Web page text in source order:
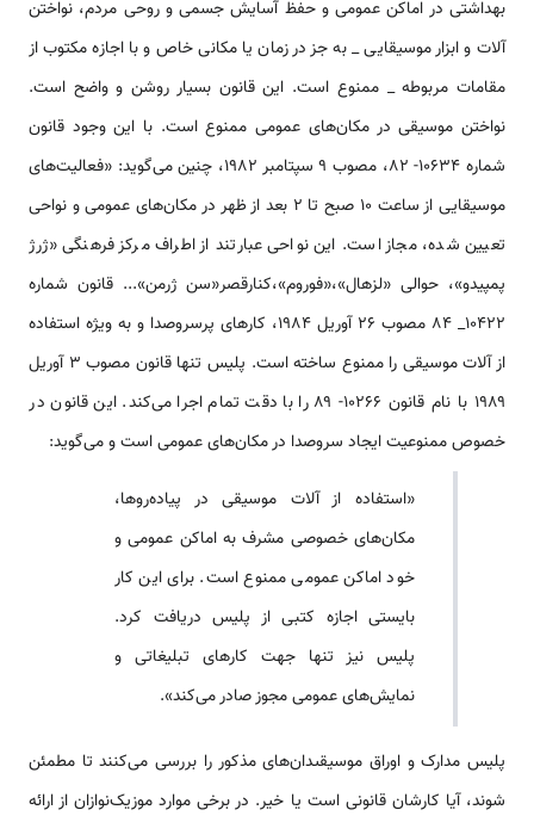
بهداشتى در اماكن عمومى و حفظ آسايش جسمى و روحى مردم، نواختن
آلات و ابزار موسيقايى _ به جز در زمان يا مكانى خاص و با اجازه مكتوب از
مقامات مربوطه _ ممنوع است. اين قانون بسيار روشن و واضح است.
نواختن موسيقى در مكان‌هاى عمومى ممنوع است. با اين وجود قانون
شماره ۱۰۶۳۴- ۸۲، مصوب ۹ سپتامبر ۱۹۸۲، چنين می‌گويد: «فعاليت‌هاى
موسيقايى از ساعت ۱۰ صبح تا ۲ بعد از ظهر در مكان‌هاى عمومى و نواحى
تعيين شده، مجاز است. اين نواحى عبارتند از اطراف مركز فرهنگى «ژرژ
پمپيدو»، حوالى «لزهال»،«فوروم»،كنارقصر«سن ژرمن»... قانون شماره
۱۰۴۲۲_ ۸۴ مصوب ۲۶ آوريل ۱۹۸۴، كار‌هاى پرسروصدا و به ويژه استفاده
از آلات موسيقى را ممنوع ساخته است. پليس تنها قانون مصوب ۳ آوريل
۱۹۸۹ با نام قانون ۱۰۲۶۶- ۸۹ را با دقت تمام اجرا مى‌كند. اين قانون در
خصوص ممنوعيت ايجاد سروصدا در مكان‌هاى عمومى است و مى‌گويد:
«استفاده از آلات موسيقى در پياده‌روها،
مكان‌هاى خصوصى مشرف به اماكن عمومى و
خود اماكن عمومى ممنوع است. براى اين كار
بايستى اجازه كتبى از پليس دريافت كرد.
پليس نيز تنها جهت كارهاى تبليغاتى و
نمايش‌هاى عمومى مجوز صادر مى‌كند».
پليس مدارک و اوراق موسيقىدان‌هاى مذكور را بررسى مى‌كنند تا مطمئن
شوند، آيا كارشان قانونى است يا خير. در برخى موارد موزيک‌نوازان از ارائه